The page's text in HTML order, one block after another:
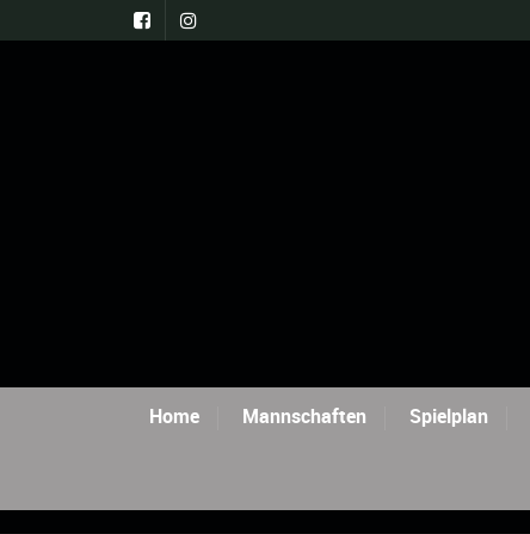
Home Mannschaften Spielplan